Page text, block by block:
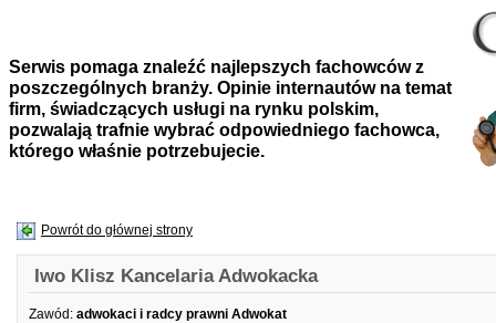
Serwis pomaga znaleźć najlepszych fachowców z
poszczególnych branży. Opinie internautów na temat
firm, świadczących usługi na rynku polskim,
pozwalają trafnie wybrać odpowiedniego fachowca,
którego właśnie potrzebujecie.
Powrót do głównej strony
Iwo Klisz Kancelaria Adwokacka
Zawód: adwokaci i radcy prawni Adwokat